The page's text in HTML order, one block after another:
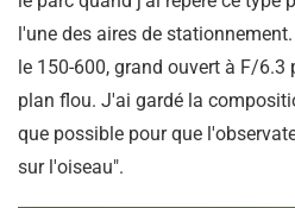
l'une des aires de
le 150-600, grand ouvert à F/6.3
plan flou. J'ai gardé la
que possible pour que
sur l'oiseau".